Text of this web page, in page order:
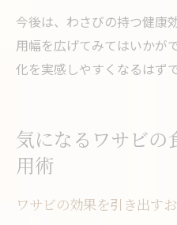
今後は、わさびの持つ健康
用幅を広げてみてはいかが
化を実感しやすくなるはずで
気になるワサビの
用術
ワサビの効果を引き出す